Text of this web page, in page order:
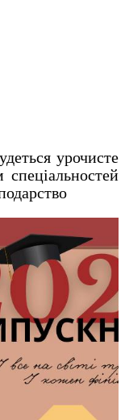
урочисте